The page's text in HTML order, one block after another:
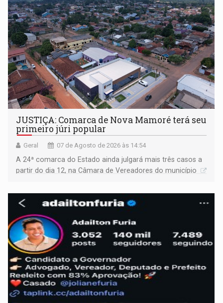
JUSTIÇA: Comarca de Nova Mamoré terá seu
primeiro júri popular
Geral 07 de Agosto de 2026 às 14:54
A 24ª comarca do Estado ainda julgará mais três casos a
partir do dia 12, na Câmara de Vereadores do município